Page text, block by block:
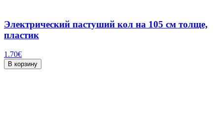
Электрический пастуший кол на 105 см толще,
пластик
1.70€
В корзину